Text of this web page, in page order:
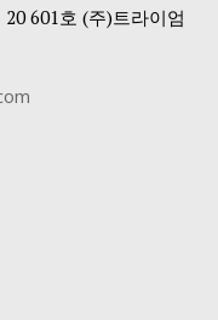
601호 (주)트라이엄